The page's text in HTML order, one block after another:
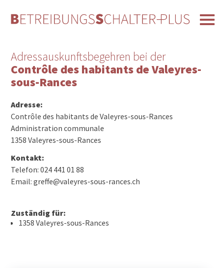
Adressauskunftsbegehren bei der
Contrôle des habitants de Valeyres-
sous-Rances
Adresse:
Contrôle des habitants de Valeyres-sous-Rances
Administration communale
1358 Valeyres-sous-Rances
Kontakt:
Telefon: 024 441 01 88
Email: greffe@valeyres-sous-rances.ch
Zuständig für:
1358 Valeyres-sous-Rances